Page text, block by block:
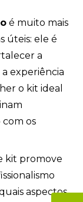
é muito mais
úteis: ele é
a
experiência
o kit ideal
os
kit promove
aspectos